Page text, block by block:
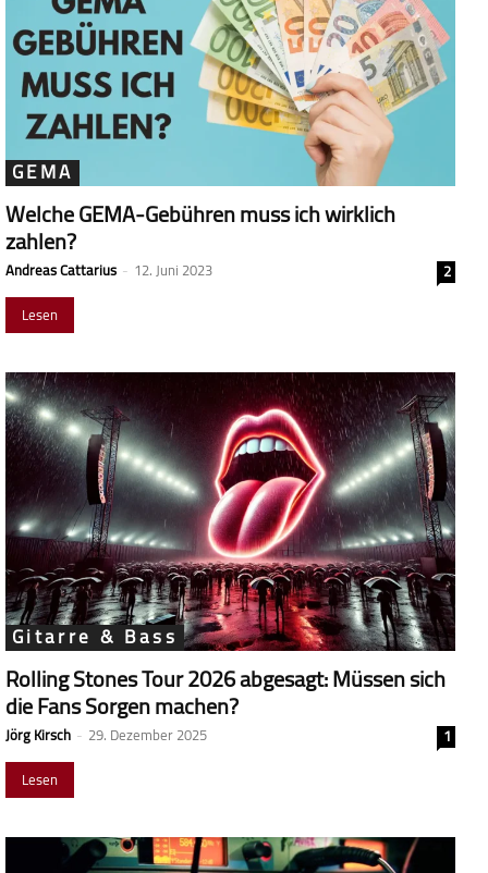
GEMA
Welche GEMA-Gebühren muss ich wirklich
zahlen?
Andreas Cattarius - 12. Juni 2023
2
Lesen
Gitarre & Bass
Rolling Stones Tour 2026 abgesagt: Müssen sich
die Fans Sorgen machen?
Jörg Kirsch - 29. Dezember 2025
1
Lesen